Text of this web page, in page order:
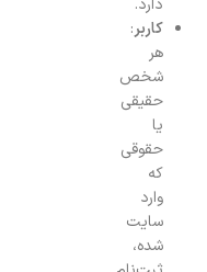
دارد.
کاربر:
هر
شخص
حقیقی
یا
حقوقی
که
وارد
سایت
شده،